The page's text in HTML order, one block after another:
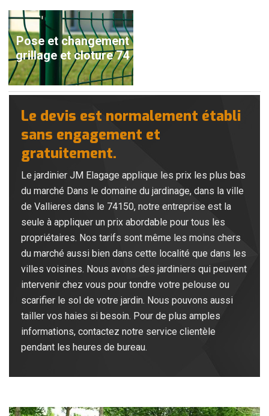
Pose et changement
grillage et cloture 74
Le devis est normalement établi
sans engagement et
gratuitement.
Le jardinier JM Elagage applique les prix les plus bas
du marché Dans le domaine du jardinage, dans la ville
de Vallieres dans le 74150, notre entreprise est la
seule à appliquer un prix abordable pour tous les
propriétaires. Nos tarifs sont même les moins chers
du marché aussi bien dans cette localité que dans les
villes voisines. Nous avons des jardiniers qui peuvent
intervenir chez vous pour tondre votre pelouse ou
scarifier le sol de votre jardin. Nous pouvons aussi
tailler vos haies si besoin. Pour de plus amples
informations, contactez notre service clientèle
pendant les heures de bureau.